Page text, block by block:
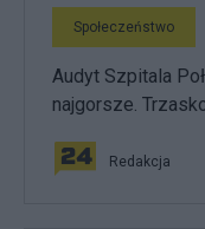
Społeczeństwo
Audyt Szpitala
najgorsze.
Redakcja